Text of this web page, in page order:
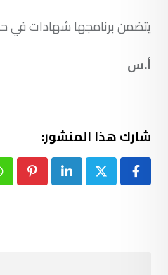
يتضمن برنامجها شهادات في
أ.س
شارك هذا المنشور:
LinkedIn